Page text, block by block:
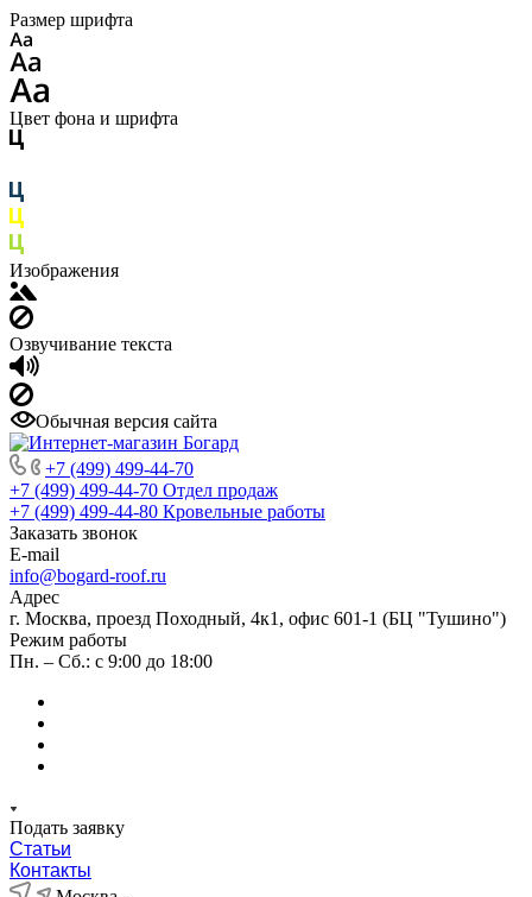
Размер шрифта
Цвет фона и шрифта
Изображения
Озвучивание текста
Обычная версия сайта
+7 (499) 499-44-70
+7 (499) 499-44-70 Отдел продаж
+7 (499) 499-44-80 Кровельные работы
Заказать звонок
E-mail
info@bogard-roof.ru
Адрес
г. Москва, проезд Походный, 4к1, офис 601-1 (БЦ "Тушино")
Режим работы
Пн. – Сб.: с 9:00 до 18:00
Подать заявку
Статьи
Контакты